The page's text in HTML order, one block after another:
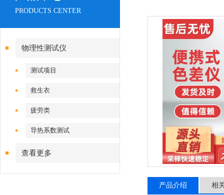
PRODUCTS CENTER
物理性测试仪
测试项目
救生衣
疲劳类
导热系数测试
查看更多
产品介绍 相